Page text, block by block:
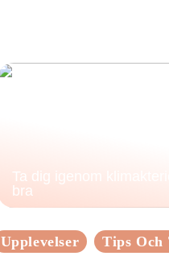
Ta dig igenom
bra
Upplevelser Tips Och